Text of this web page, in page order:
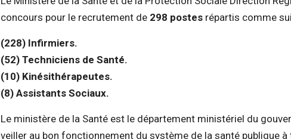
concours pour le recrutement de 298 postes répartis comme
(228) Infirmiers.
(52) Techniciens de Santé.
(10) Kinésithérapeutes.
(8) Assistants Sociaux.
Le ministère de la Santé est le département ministériel du
veiller au bon fonctionnement du système de la santé publique à